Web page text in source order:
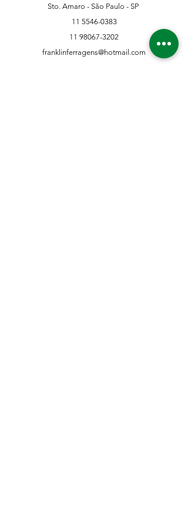
Sto. Amaro - São Paulo - SP
11 5546-0383
11 98067-3202
franklinferragens@hotmail.com